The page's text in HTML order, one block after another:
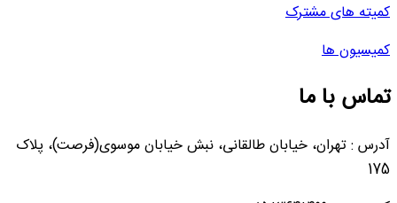
کمیته های مشترک
کمیسیون ها
تماس با ما
آدرس : تهران، خیابان طالقانی، نبش خیابان موسوی(فرصت)، پلاک
175